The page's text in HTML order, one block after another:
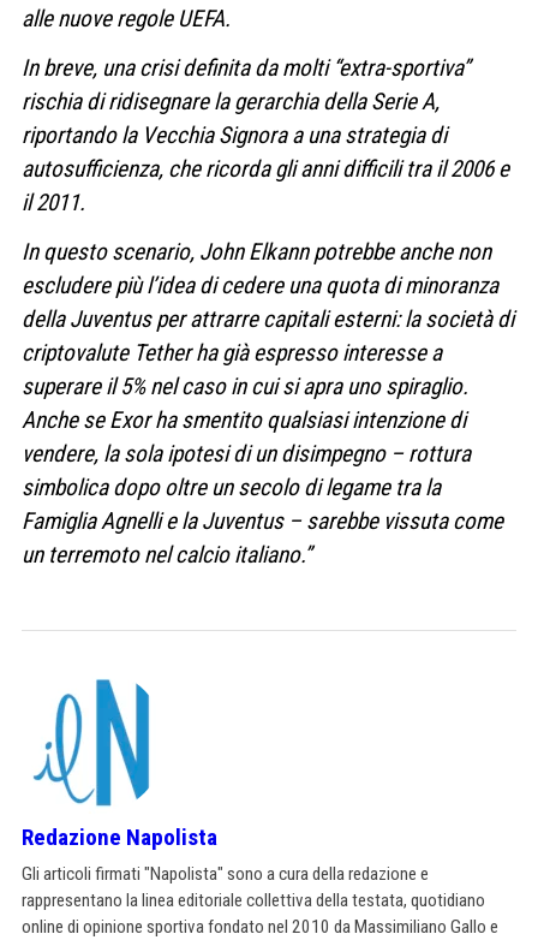
alle nuove regole UEFA.
In breve, una crisi definita da molti “extra-sportiva”
rischia diridisegnare la gerarchia della Serie A,
riportando la Vecchia Signora a una strategia di
autosufficienza, che ricorda gli anni difficili tra il 2006 e
il 2011.
In questo scenario, John Elkannpotrebbe anche non
escludere più l’idea di cedere unaquota di minoranza
della Juventus per attrarre capitali esterni: la società di
criptovalute Tetherha già espresso interesse a
superare il 5% nel caso in cui si apra uno spiraglio.
Anche se Exor ha smentito qualsiasi intenzione di
vendere, la sola ipotesi di un disimpegno– rottura
simbolica dopo oltre un secolo di legame tra la
Famiglia Agnelli e la Juventus – sarebbe vissuta come
un terremoto nel calcio italiano.”
Redazione Napolista
Gli articoli firmati "Napolista" sono a cura della redazione e
rappresentano la linea editoriale collettiva della testata, quotidiano
online di opinione sportiva fondato nel 2010 da Massimiliano Gallo e